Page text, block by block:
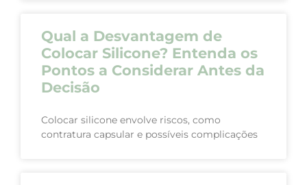
Qual a Desvantagem de
Colocar Silicone? Entenda os
Pontos a Considerar Antes da
Decisão
Colocar silicone envolve riscos, como
contratura capsular e possíveis complicações